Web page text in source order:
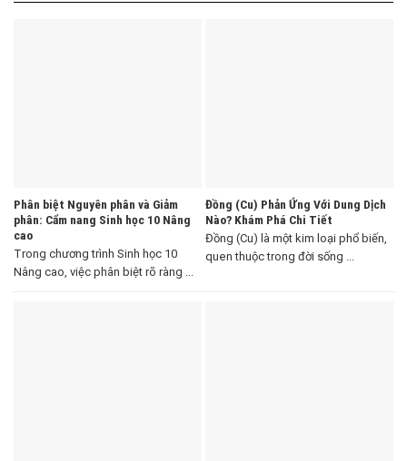
Phân biệt Nguyên phân và Giảm
phân: Cẩm nang Sinh học 10 Nâng
cao
Trong chương trình Sinh học 10
Nâng cao, việc phân biệt rõ ràng ...
Đồng (Cu) Phản Ứng Với Dung Dịch
Nào? Khám Phá Chi Tiết
Đồng (Cu) là một kim loại phổ biến,
quen thuộc trong đời sống ...